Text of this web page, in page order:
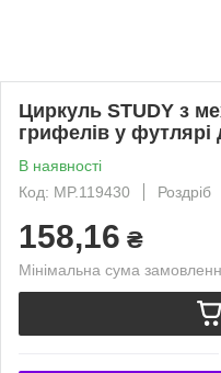
Циркуль STUDY з
грифелів у футлярі
В наявності
Код: MP.119430
Роздріб
158,16 ₴
Мінімальна сума